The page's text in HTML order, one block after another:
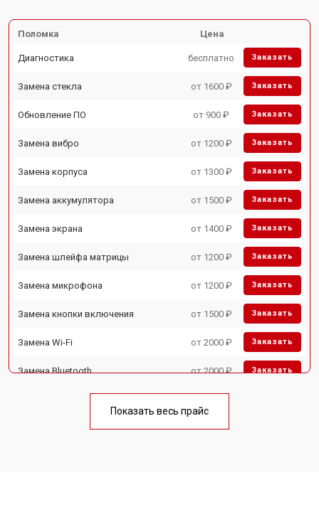
Поломка Цена
Диагностика бесплатно Заказать
Замена стекла от 1600 ₽ Заказать
Обновление ПО от 900 ₽ Заказать
Замена вибро от 1200 ₽ Заказать
Замена корпуса от 1300 ₽ Заказать
Замена аккумулятора от 1500 ₽ Заказать
Замена экрана от 1400 ₽ Заказать
Замена шлейфа матрицы от 1200 ₽ Заказать
Замена микрофона от 1200 ₽ Заказать
Замена кнопки включения от 1500 ₽ Заказать
Замена Wi-Fi от 2000 ₽ Заказать
Замена Bluetooth от 2000 ₽ Заказать
Показать весь прайс